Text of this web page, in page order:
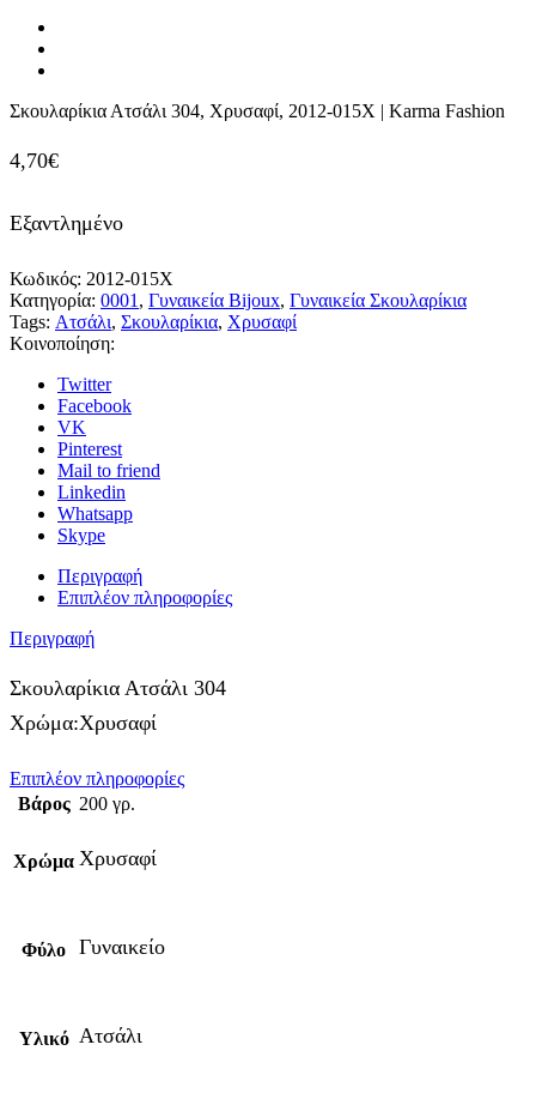
Σκουλαρίκια Ατσάλι 304, Χρυσαφί, 2012-015X | Karma Fashion
4,70€
Εξαντλημένο
Κωδικός: 2012-015X
Κατηγορία: 0001 , Γυναικεία Bijoux, Γυναικεία Σκουλαρίκια
Tags: Ατσάλι, Σκουλαρίκια, Χρυσαφί
Κοινοποίηση:
Twitter
Facebook
VK
Pinterest
Mail to friend
Linkedin
Whatsapp
Skype
Περιγραφή
Επιπλέον πληροφορίες
Περιγραφή
Σκουλαρίκια Ατσάλι 304
Χρώμα:Χρυσαφί
Επιπλέον πληροφορίες
Βάρος 200 γρ.
Χρώμα Χρυσαφί
Φύλο Γυναικείο
Υλικό Ατσάλι